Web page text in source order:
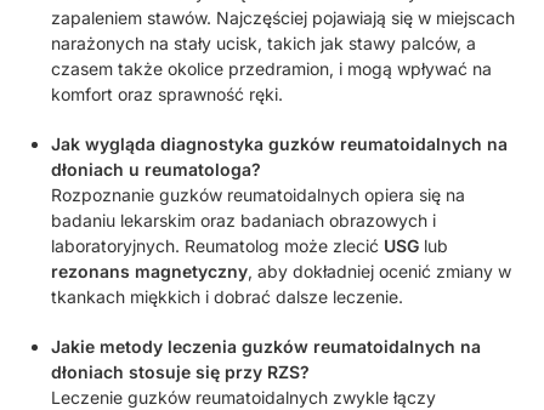
zapaleniem stawów. Najczęściej pojawiają się w miejscach
narażonych na stały ucisk, takich jak stawy palców, a
czasem także okolice przedramion, i mogą wpływać na
komfort oraz sprawność ręki.
Jak wygląda diagnostyka guzków reumatoidalnych na
dłoniach u reumatologa?
Rozpoznanie guzków reumatoidalnych opiera się na
badaniu lekarskim oraz badaniach obrazowych i
laboratoryjnych. Reumatolog może zlecić USG lub
rezonans magnetyczny, aby dokładniej ocenić zmiany w
tkankach miękkich i dobrać dalsze leczenie.
Jakie metody leczenia guzków reumatoidalnych na
dłoniach stosuje się przy RZS?
Leczenie guzków reumatoidalnych zwykle łączy